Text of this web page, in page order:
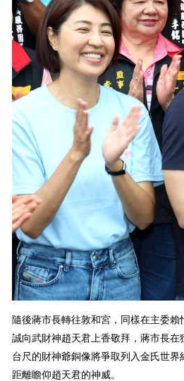
隨後蔣市長轉往敦和宮，同樣在主委
誠向武財神趙天君上香敬拜，蔣市長在
台尺的財神爺銅像將爭取列入金氏世
距離瞻仰趙天君的神威。